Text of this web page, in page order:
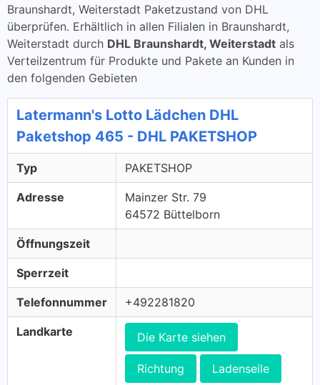
Braunshardt, Weiterstadt Paketzustand von DHL
überprüfen. Erhältlich in allen Filialen in Braunshardt,
Weiterstadt durch DHL Braunshardt, Weiterstadt als
Verteilzentrum für Produkte und Pakete an Kunden in
den folgenden Gebieten
Latermann's Lotto Lädchen DHL
Paketshop 465 - DHL PAKETSHOP
Typ PAKETSHOP
Adresse
Mainzer Str. 79
64572 Büttelborn
Öffnungszeit
Sperrzeit
Telefonnummer +492281820
Landkarte Die Karte siehen
Richtung Ladenseile